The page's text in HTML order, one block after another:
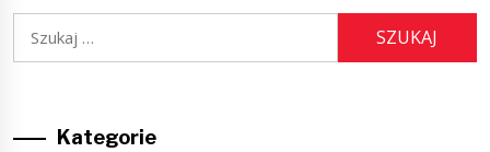
Kategorie